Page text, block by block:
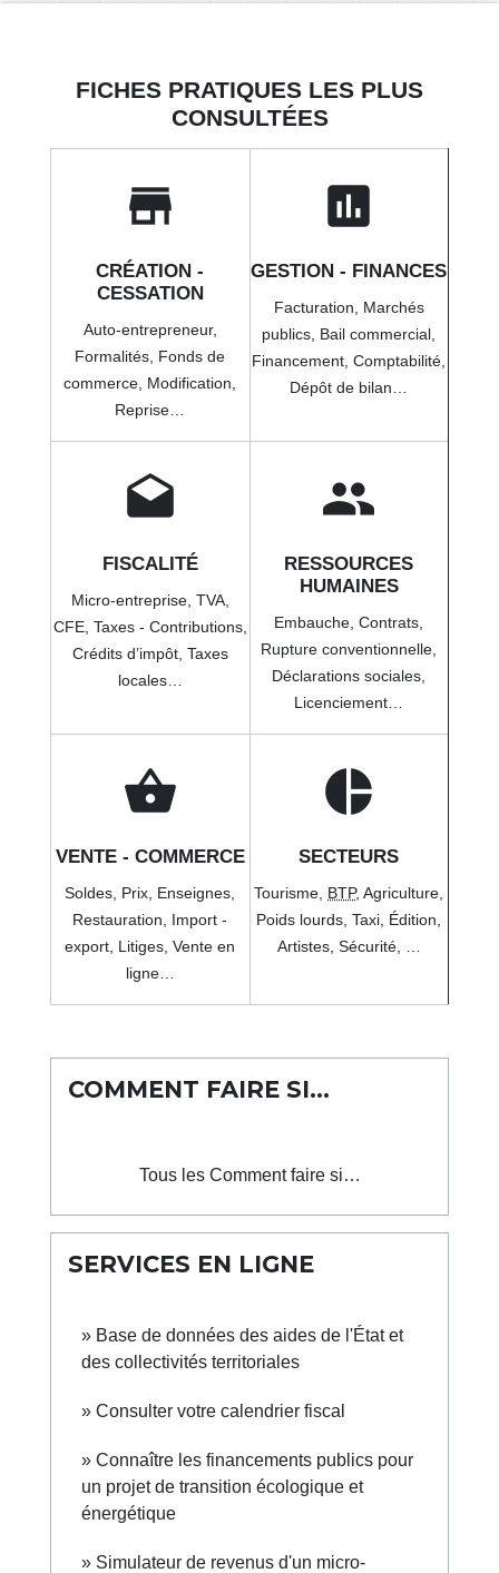
FICHES PRATIQUES LES PLUS
CONSULTÉES
store
CRÉATION -
CESSATION
Auto-entrepreneur,
Formalités, Fonds de
commerce, Modification,
Reprise…
assessment
GESTION - FINANCES
Facturation, Marchés
publics, Bail commercial,
Financement,Comptabilité,
Dépôt de bilan…
drafts
FISCALITÉ
Micro-entreprise, TVA,
CFE, Taxes - Contributions,
Crédits d’impôt, Taxes
locales…
people
RESSOURCES
HUMAINES
Embauche,Contrats,
Rupture conventionnelle,
Déclarations sociales,
Licenciement…
shopping_basket
VENTE - COMMERCE
Soldes, Prix, Enseignes,
Restauration, Import -
export, Litiges,Vente en
ligne…
pie_chart
SECTEURS
Tourisme, BTP,Agriculture,
Poids lourds,Taxi, Édition,
Artistes, Sécurité, …
COMMENT FAIRE SI…
Tous les Comment faire si…
SERVICES EN LIGNE
Base de données des aides de l'État et
des collectivités territoriales
Consulter votre calendrier fiscal
Connaître les financements publics pour
un projet de transition écologique et
énergétique
Simulateur de revenus d'un micro-